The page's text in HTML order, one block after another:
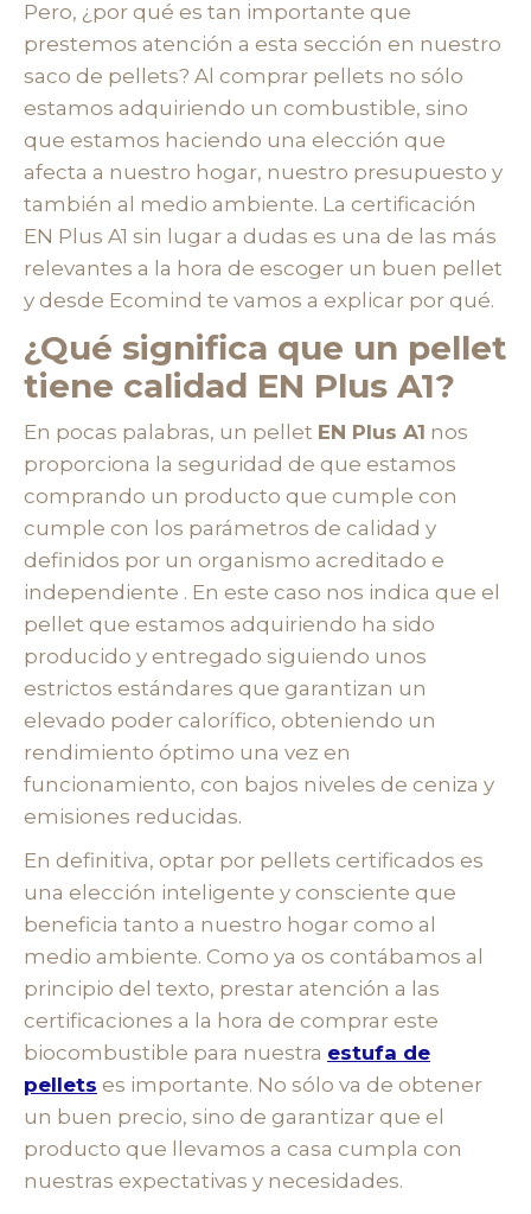
Pero, ¿por qué es tan importante que
prestemos atención a esta sección en nuestro
saco de pellets? Al comprar pellets no sólo
estamos adquiriendo un combustible, sino
que estamos haciendo una elección que
afecta a nuestro hogar, nuestro presupuesto y
también al medio ambiente. La certificación
EN Plus A1 sin lugar a dudas es una de las más
relevantes a la hora de escoger un buen pellet
y desde Ecomind te vamos a explicar por qué.
¿Qué significa que un pellet
tiene calidad EN Plus A1?
En pocas palabras, un pellet EN Plus A1 nos
proporciona la seguridad de que estamos
comprando un producto que cumple con
cumple con los parámetros de calidad y
definidos por un organismo acreditado e
independiente . En este caso nos indica que el
pellet que estamos adquiriendo ha sido
producido y entregado siguiendo unos
estrictos estándares que garantizan un
elevado poder calorífico, obteniendo un
rendimiento óptimo una vez en
funcionamiento, con bajos niveles de ceniza y
emisiones reducidas.
En definitiva, optar por pellets certificados es
una elección inteligente y consciente que
beneficia tanto a nuestro hogar como al
medio ambiente. Como ya os contábamos al
principio del texto, prestar atención a las
certificaciones a la hora de comprar este
biocombustible para nuestra estufa de
pellets es importante. No sólo va de obtener
un buen precio, sino de garantizar que el
producto que llevamos a casa cumpla con
nuestras expectativas y necesidades.